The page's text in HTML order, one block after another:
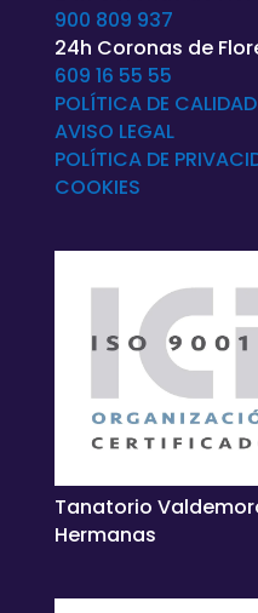
900 809 937
24h Coronas de
609 16 55 55
POLÍTICA DE
AVISO LEGAL
POLÍTICA DE
COOKIES
Tanatorio
Hermanas